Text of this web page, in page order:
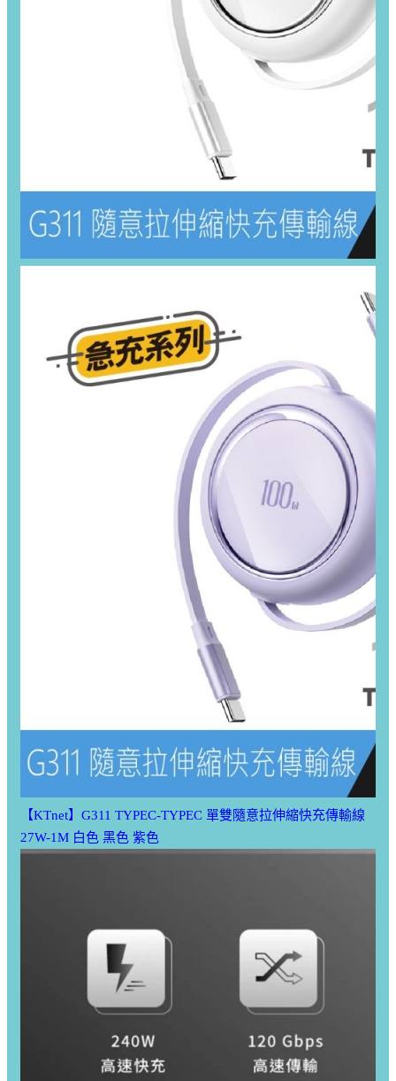
【KTnet】G311 TYPEC-TYPEC 單雙隨意拉伸縮快充傳輸線
27W-1M 白色 黑色 紫色